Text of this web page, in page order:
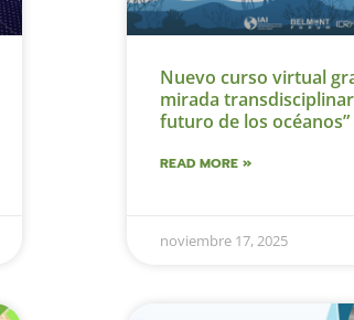
Nuevo curso virtual
mirada
futuro de los océanos”
READ MORE »
noviembre 17, 2025